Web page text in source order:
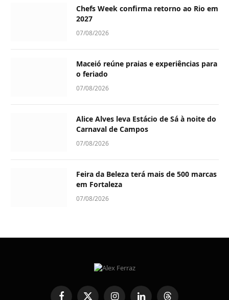
Chefs Week confirma retorno ao Rio em
2027
07/08/2026
Maceió reúne praias e experiências para
o feriado
07/08/2026
Alice Alves leva Estácio de Sá à noite do
Carnaval de Campos
07/08/2026
Feira da Beleza terá mais de 500 marcas
em Fortaleza
07/08/2026